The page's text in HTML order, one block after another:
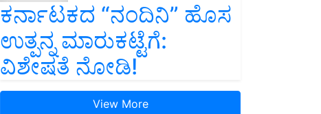
ಕರ್ನಾಟಕದ “ನಂದಿನಿ” ಹೊಸ
ಉತ್ಪನ್ನ ಮಾರುಕಟ್ಟೆಗೆ:
ವಿಶೇಷತೆ ನೋಡಿ!
View More